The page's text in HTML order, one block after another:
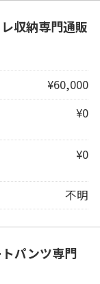
収納専門通販
¥60,000
¥0
¥0
不明
パンツ専門